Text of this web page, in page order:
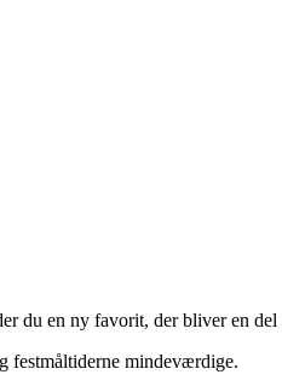
du en ny favorit, der bliver en
festmåltiderne mindeværdige.